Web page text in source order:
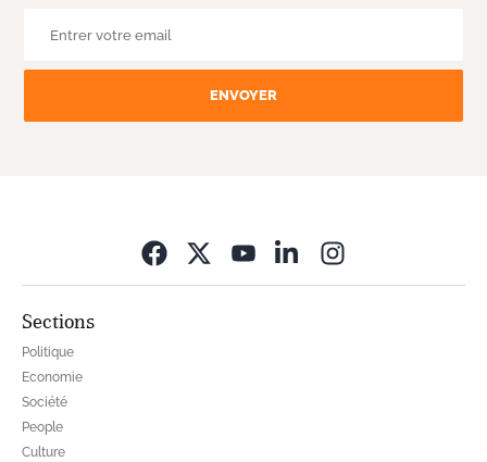
ENVOYER
Sections
Politique
Economie
Société
People
Culture